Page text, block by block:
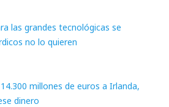
las grandes tecnológicas se
no lo quieren
millones de euros a Irlanda,
dinero